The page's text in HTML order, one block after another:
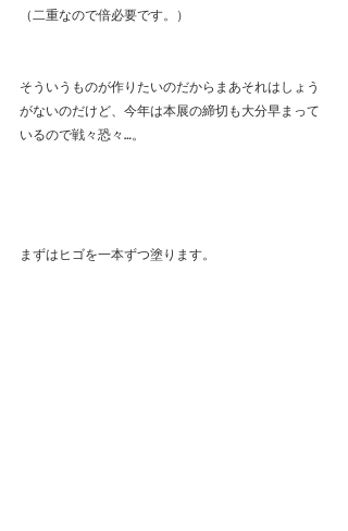
（二重なので倍必要です。）
そういうものが作りたいのだからまあそれはしょう
がないのだけど、今年は本展の締切も大分早まって
いるので戦々恐々…。
まずはヒゴを一本ずつ塗ります。